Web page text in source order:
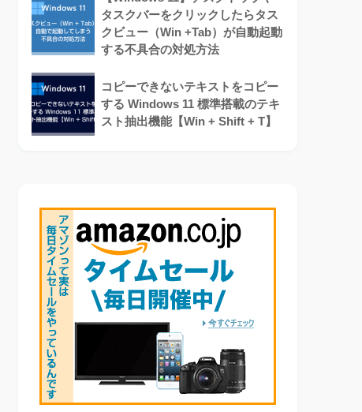
タスクバーをクリックしたらタス
クビュー（Win +Tab）が自動起動
する不具合の対処方法
コピーできないテキストをコピー
する Windows 11 標準搭載のテキ
スト抽出機能【Win + Shift + T】